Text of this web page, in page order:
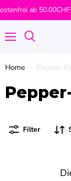
ab
Home Pepper-
Filter